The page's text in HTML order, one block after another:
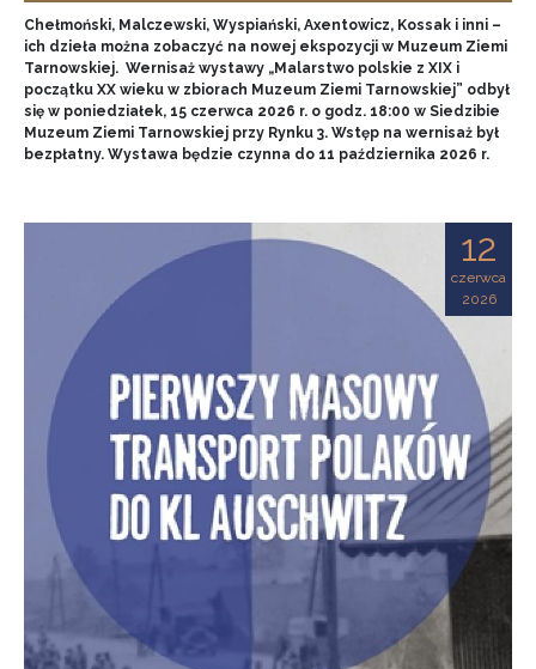
Chełmoński, Malczewski, Wyspiański, Axentowicz, Kossak i inni –
ich dzieła można zobaczyć na nowej ekspozycji w Muzeum Ziemi
Tarnowskiej. Wernisaż wystawy „Malarstwo polskie z XIX i
początku XX wieku w zbiorach Muzeum Ziemi Tarnowskiej” odbył
się w poniedziałek, 15 czerwca 2026 r. o godz. 18:00 w Siedzibie
Muzeum Ziemi Tarnowskiej przy Rynku 3. Wstęp na wernisaż był
bezpłatny. Wystawa będzie czynna do 11 października 2026 r.
12
czerwca
2026